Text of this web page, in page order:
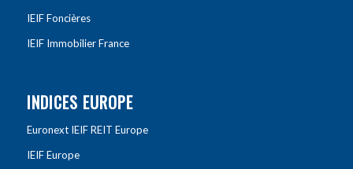
IEIF Foncières
IEIF Immobilier France
INDICES EUROPE
Euronext IEIF REIT Europe
IEIF Europe